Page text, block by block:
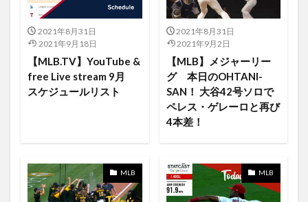
Apple Silicon
Apple TV +
Apple TV 4K
Apple Watch
AppleMacBookPro
AppleMusic
final season
JAWS
Island In the Sun
iTunes
iTunesギフトカード
J-POP
japan PopCulture
iPodsPro
JSPORTS スカパー JCOM
jujutsukaisen
jujutukaisen
July June Isaac Asimov
2021年8月31日
2021年9月18日
【MLB.TV】YouTube &
free Live stream 9月
スケジュールリスト
2021年8月31日
2021年9月2日
【MLB】メジャーリー
グ 本日のOHTANI-
SAN！ 大谷42号ソロで
ペレス・ゲレーロと再び
4本差！
MLB MLB